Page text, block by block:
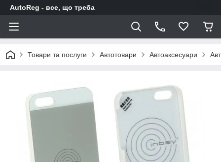
AutoReg - все, що треба
Товари та послуги Автотовари Автоаксесуари